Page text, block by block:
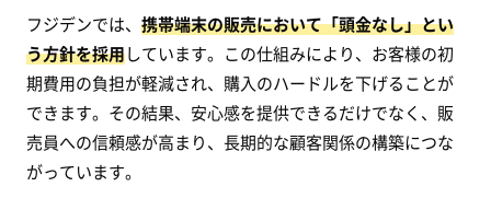
フジデンでは、 携帯端末の販売において「頭金なし」とい
う方針を採用しています。この仕組みにより、お客様の初
期費用の負担が軽減され、購入のハードルを下げることが
できます。その結果、安心感を提供できるだけでなく、販
売員への信頼感が高まり、長期的な顧客関係の構築につな
がっています。